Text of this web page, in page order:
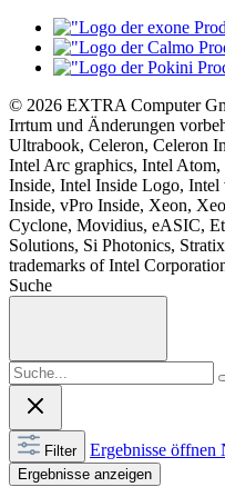
© 2026 EXTRA Computer
Irrtum und Änderungen
Ultrabook, Celeron, Celeron
Intel Arc graphics, Intel
Inside, Intel Inside Logo,
Inside, vPro Inside, Xeon,
Cyclone, Movidius, eASIC,
Solutions, Si Photonics,
trademarks of Intel
Suche
Filter Ergebnisse öffnen
Ergebnisse anzeigen